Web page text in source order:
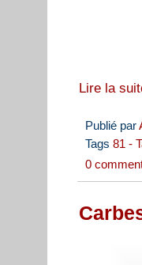
Lire la
Publié par
Tags 81 -
0